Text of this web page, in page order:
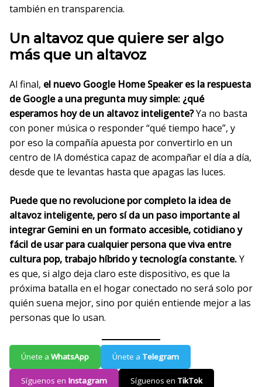
también en transparencia.
Un altavoz que quiere ser algo
más que un altavoz
Al final, el nuevo Google Home Speaker es la respuesta
de Google a una pregunta muy simple: ¿qué
esperamos hoy de un altavoz inteligente?Ya no basta
con poner música o responder “qué tiempo hace”, y
por eso la compañía apuesta por convertirlo en un
centro de IA doméstica capaz de acompañar el día a día,
desde que te levantas hasta que apagas las luces.
Puede que no revolucione por completo la idea de
altavoz inteligente, pero sí da un paso importante al
integrar Gemini en un formato accesible, cotidiano y
fácil de usar para cualquier persona que viva entre
cultura pop, trabajo híbrido y tecnología constante.Y
es que, si algo deja claro este dispositivo, es que la
próxima batalla en el hogar conectado no será solo por
quién suena mejor, sino por quién entiende mejor a las
personas que lo usan.
Únete a WhatsApp Únete a Telegram
Síguenos en Instagram Síguenos en TikTok